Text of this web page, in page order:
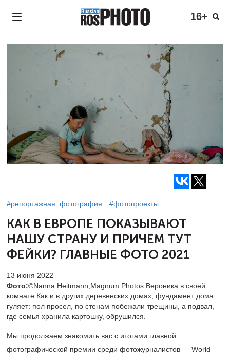
16+
#репортажная_фотография #фотопроекты
КАК В ЕВРОПЕ ПОКАЗЫВАЮТ
НАШУ СТРАНУ И ПРИЧЕМ ТУТ
ФЕЙКИ? ГЛАВНЫЕ ФОТО 2021
13 июня 2022
Фото:©Nanna Heitmann,Magnum Photos Вероника в своей
комнате.Как и в других деревенских домах, фундамент дома
гуляет: пол просел, по стенам побежали трещины, а подвал,
где семья хранила картошку, обрушился.
Мы продолжаем знакомить вас с итогами главной
фотографической премии среди фотожурналистов — World